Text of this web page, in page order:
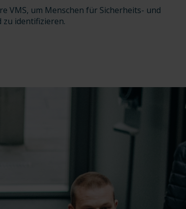
VMS, um Menschen für Sicherheits- und
zu identifizieren.